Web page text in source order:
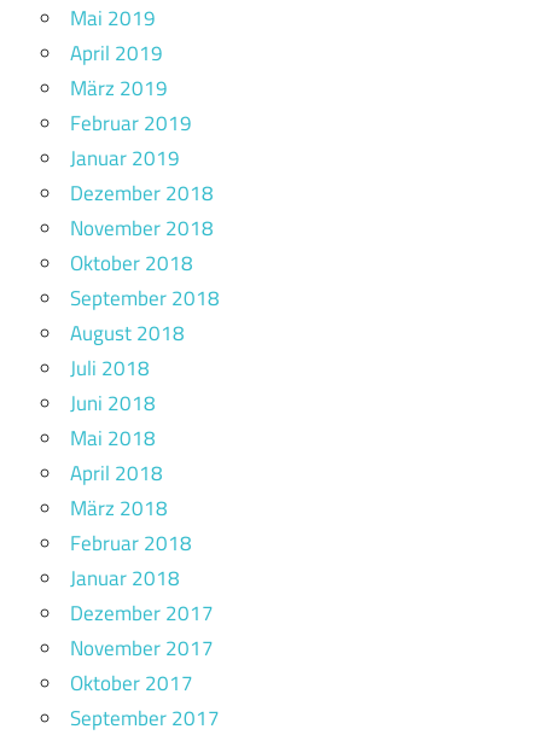
Mai 2019
April 2019
März 2019
Februar 2019
Januar 2019
Dezember 2018
November 2018
Oktober 2018
September 2018
August 2018
Juli 2018
Juni 2018
Mai 2018
April 2018
März 2018
Februar 2018
Januar 2018
Dezember 2017
November 2017
Oktober 2017
September 2017